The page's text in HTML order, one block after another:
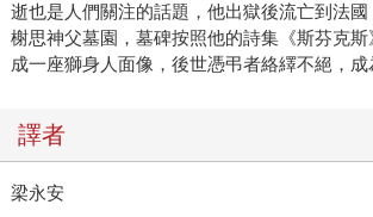
逝也是人們關注的話題，他出獄後流亡到法
榭思神父墓園，墓碑按照他的詩集《斯芬克斯
成一座獅身人面像，後世憑弔者絡繹不絕，成
譯者
梁永安